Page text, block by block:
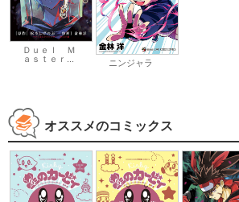
Ｄｕｅｌ Ｍ
ａｓｔｅｒ...
ニンジャラ
オススメのコミックス